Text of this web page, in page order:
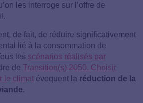
les interroge sur l’offre de
de fait, de réduire significativement
lié à la consommation de
les scénarios réalisés par
de Transition(s) 2050. Choisir
le climat évoquent la réduction de la
.